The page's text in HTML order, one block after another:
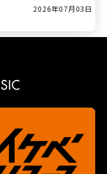
2026年07月03日